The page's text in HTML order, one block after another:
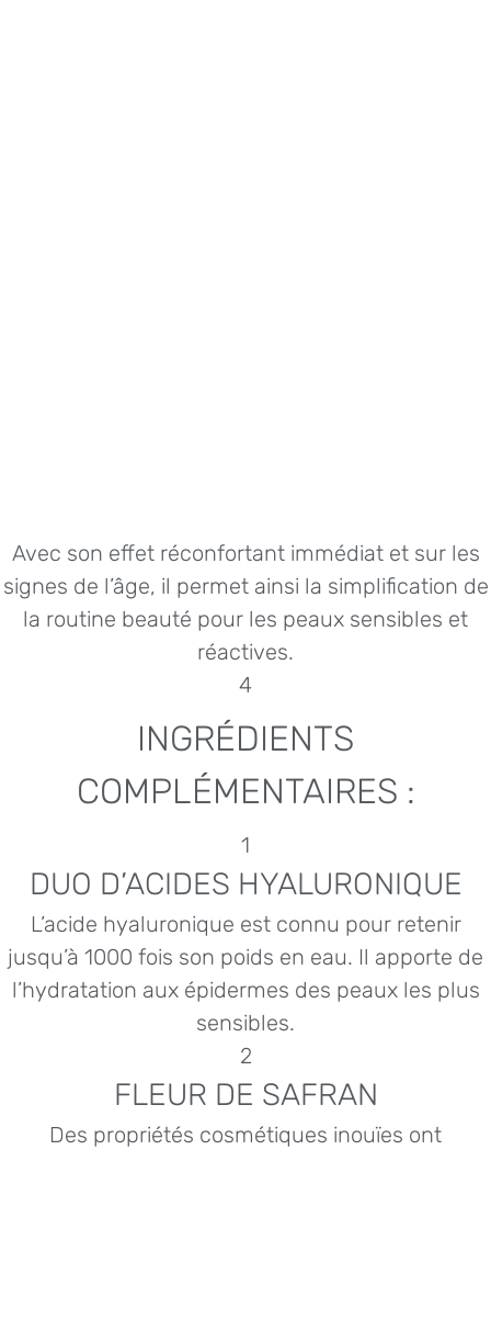
Avec son effet réconfortant immédiat et sur les
signes de l’âge, il permet ainsi la simplification de
la routine beauté pour les peaux sensibles et
réactives.
4
INGRÉDIENTS
COMPLÉMENTAIRES :
1
DUO D’ACIDES HYALURONIQUE
L’acide hyaluronique est connu pour retenir
jusqu’à 1000 fois son poids en eau. Il apporte de
l’hydratation aux épidermes des peaux les plus
sensibles.
2
FLEUR DE SAFRAN
Des propriétés cosmétiques inouïes ont